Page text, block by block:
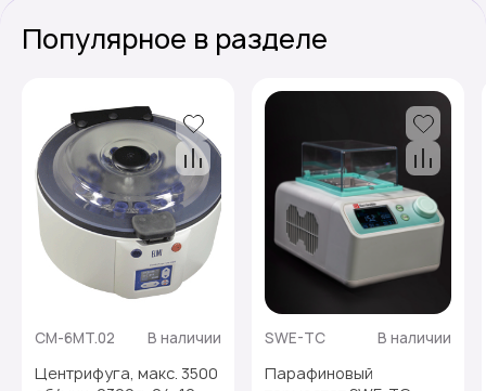
Популярное в разделе
CM-6MT.02 В наличии
Центрифуга, макс. 3500
SWE-TC В наличии
Парафиновый